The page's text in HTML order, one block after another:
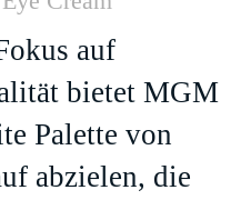
auf
bietet MGM
Palette von
abzielen, die